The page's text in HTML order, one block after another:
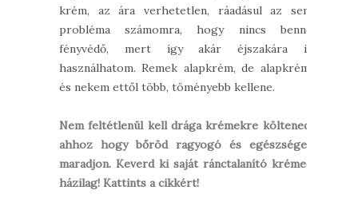
krém, az ára verhetetlen, ráadásul az sem
probléma számomra, hogy nincs benne
fényvédő, mert így akár éjszakára is
használhatom. Remek alapkrém, de alapkrém,
és nekem ettől több, töményebb kellene.
Nem feltétlenül kell drága krémekre költened,
ahhoz hogy bőröd ragyogó és egészséges
maradjon. Keverd ki saját ránctalanító krémed
házilag! Kattints a cikkért!